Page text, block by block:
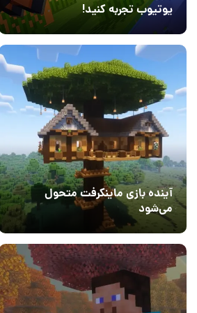
یوتیوب تجربه کنید!
41
آینده بازی ماینکرفت متحول
می‌شود